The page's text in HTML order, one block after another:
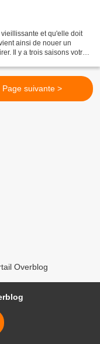
et qu'elle doit
ainsi de nouer un
Il y a trois saisons votre
Page suivante >
Overblog